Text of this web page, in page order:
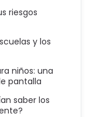
riesgos
y los
niños: una
pantalla
saber los